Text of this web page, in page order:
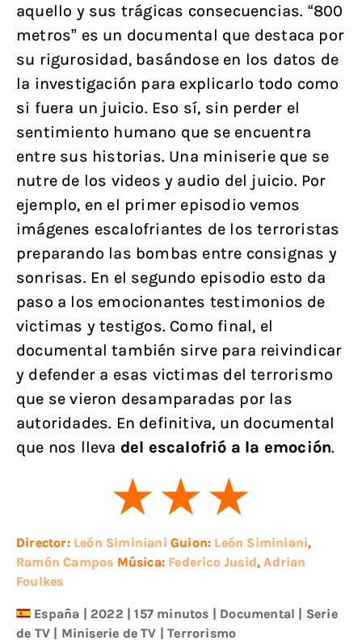
aquello y sus trágicas consecuencias. “800
metros” es un documental que destaca por
su rigurosidad, basándose en los datos de
la investigación para explicarlo todo como
si fuera un juicio. Eso sí, sin perder el
sentimiento humano que se encuentra
entre sus historias. Una miniserie que se
nutre de los videos y audio del juicio. Por
ejemplo, en el primer episodio vemos
imágenes escalofriantes de los terroristas
preparando las bombas entre consignas y
sonrisas. En el segundo episodio esto da
paso a los emocionantes testimonios de
victimas y testigos. Como final, el
documental también sirve para reivindicar
y defender a esas victimas del terrorismo
que se vieron desamparadas por las
autoridades. En definitiva, un documental
que nos lleva del escalofrió a la emoción.
Director: León Siminiani Guion: León Siminiani,
Ramón Campos Música: Federico Jusid,Adrian
Foulkes
España |2022 | 157 minutos | Documental | Serie
de TV | Miniserie de TV |Terrorismo